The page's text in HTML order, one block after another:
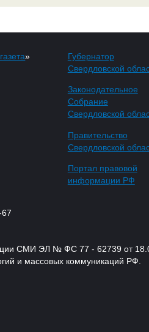
»
Губернатор
Свердловской
Законодательное
Собрание
Свердловской
Правительство
Свердловской
Портал правовой
информации РФ
СМИ ЭЛ № ФС 77 - 62739 от
и массовых коммуникаций РФ.